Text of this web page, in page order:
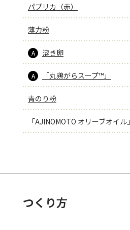
もっと見る
パプリカ（赤）
薄力粉
A 溶き卵
A 「丸鶏がらスープ™」
青のり粉
「AJINOMOTO オリーブオイル」
つくり方